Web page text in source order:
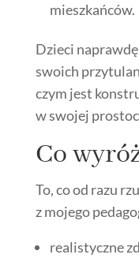
mieszkańców.
Dzieci
swoich
czym jest
w swojej
Co
To, co od razu
z mojego
realistyczne